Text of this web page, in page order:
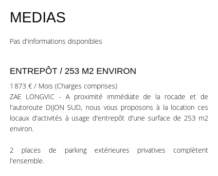
MEDIAS
Pas d'informations disponibles
ENTREPÔT / 253 M2 ENVIRON
1 873 € / Mois (Charges comprises)
ZAE LONGVIC - A proximité immédiate de la rocade et de
l'autoroute DIJON SUD, nous vous proposons à la location ces
locaux d'activités à usage d'entrepôt d'une surface de 253 m2
environ.
2 places de parking extérieures privatives complètent
l'ensemble.